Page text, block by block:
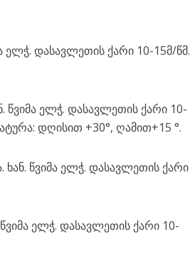
ელჭ. დასავლეთის ქარი 10-15მ/წმ.
ელჭ. დასავლეთის ქარი 10-
დღისით +30°, ღამით+15 °.
წვიმა ელჭ. დასავლეთის ქარი
ელჭ. დასავლეთის ქარი 10-